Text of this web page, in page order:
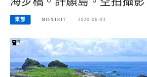
東部 BOX1817 2020-06-03